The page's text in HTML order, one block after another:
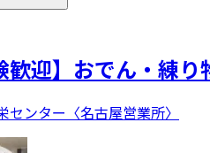
歓迎】おでん・練
センター〈名古屋営業所〉